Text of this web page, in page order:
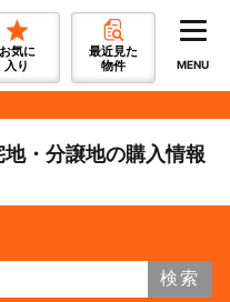
お気に
入り
最近見た
物件
MENU
・分譲地の購入情報
検索